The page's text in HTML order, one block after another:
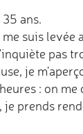
ans.
suis
pas
je
: on
je prends